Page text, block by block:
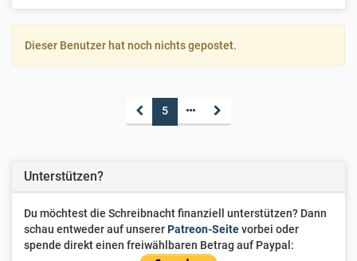
Dieser Benutzer hat noch nichts gepostet.
5
Unterstützen?
Du möchtest die Schreibnacht finanziell unterstützen? Dann
schau entweder auf unsererPatreon-Seitevorbei oder
spende direkt einen freiwählbaren Betrag auf Paypal: